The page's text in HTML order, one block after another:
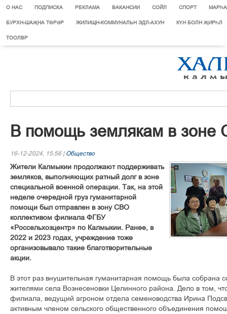
О НАС ПОДПИСКА РЕКЛАМА ВАКАНСИИ СОЙЛ СПОРТ
БУРХН-ШАҖНА ТӨРӘР ЖИЛИЩН-КОММУНАЛЬН ЭДЛ-АХУН КҮН БОЛН ҖИРҺЛ
ТООЛВР
В помощь землякам в зоне
16-12-2024, 15:56 | Общество
Жители Калмыкии продолжают поддерживать
земляков, выполняющих ратный долг в зоне
специальной военной операции. Так, на этой
неделе очередной груз гуманитарной
помощи был отправлен в зону СВО
коллективом филиала ФГБУ
«Россельхозцентр» по Калмыкии. Ранее, в
2022 и 2023 годах, учреждение тоже
организовывало такие благотворительные
акции.
В этот раз внушительная гуманитарная помощь была собрана
жителями села Вознесеновки Целинного района. Дело в том,
филиала, ведущий агроном отдела семеноводства Ирина
активным членом сельского общественного объединения